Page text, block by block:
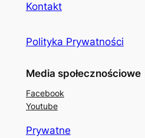
Kontakt
Polityka Prywatności
Media społecznościowe
Facebook
Youtube
Prywatne